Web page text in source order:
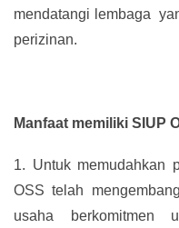
mendatangi lembaga
perizinan.
Manfaat memiliki SIUP
1. Untuk memudahkan
OSS telah
usaha berkomitmen